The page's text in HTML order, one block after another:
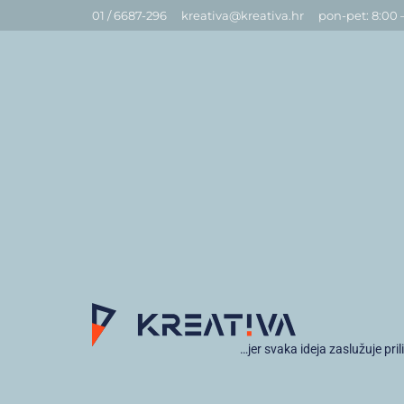
01 / 6687-296 kreativa@kreativa.hr pon-pet: 8:00
…jer svaka ideja zaslužuje